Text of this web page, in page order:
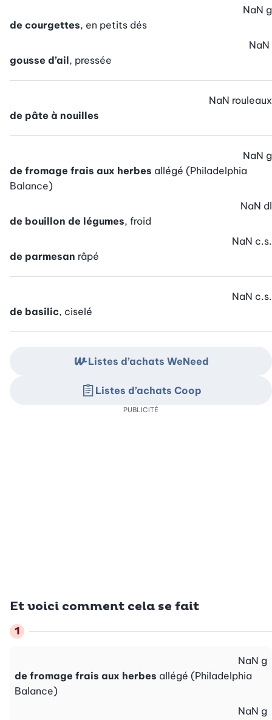
de courgettes, en petits dés
NaN g
gousse d’ail, pressée
NaN
de pâte à nouilles
NaN rouleaux
de fromage frais aux herbes allégé (Philadelphia
Balance)
NaN g
de bouillon de légumes, froid
NaN dl
de parmesan râpé
NaN c.s.
de basilic, ciselé
NaN c.s.
Et voici comment cela se fait
de fromage frais aux herbes allégé (Philadelphia
Balance)
NaN g
NaN g
Listes d’achats WeNeed
Listes d’achats Coop
PUBLICITÉ